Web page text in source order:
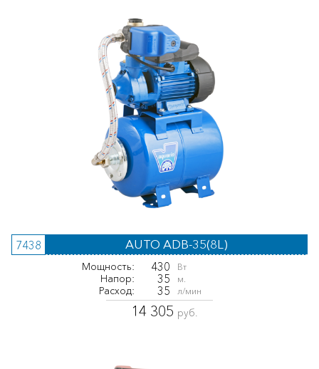
7438 AUTO ADB-35(8L)
Мощность: 430 Вт
Напор: 35 м.
Расход: 35 л/мин
14 305 руб.